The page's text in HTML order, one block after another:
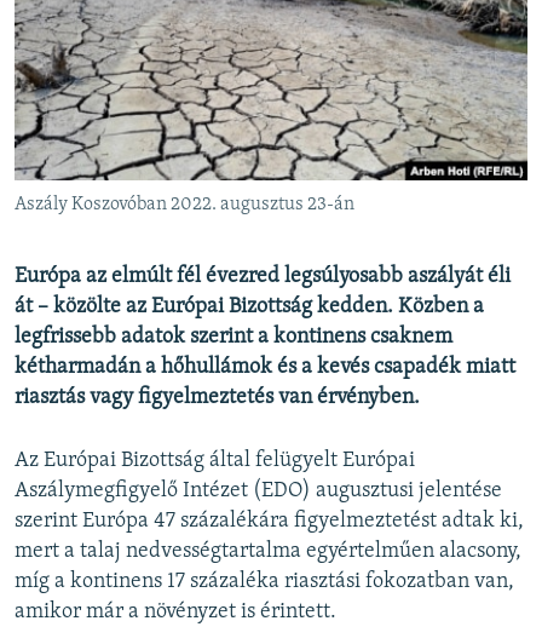
EURÓPAI UNIÓ
VILÁG
KLÍMAVÁLTOZÁS
A MÚLT TANULSÁGAI
Valamennyi RFE/RL weboldal
Aszály Koszovóban 2022. augusztus 23-án
Európa az elmúlt fél évezred legsúlyosabb aszályát éli
át – közölte az Európai Bizottság kedden. Közben a
legfrissebb adatok szerint a kontinens csaknem
kétharmadán a hőhullámok és a kevés csapadék miatt
riasztás vagy figyelmeztetés van érvényben.
Az Európai Bizottság által felügyelt Európai
Aszálymegfigyelő Intézet (EDO) augusztusi jelentése
szerint Európa 47 százalékára figyelmeztetést adtak ki,
mert a talaj nedvességtartalma egyértelműen alacsony,
míg a kontinens 17 százaléka riasztási fokozatban van,
amikor már a növényzet is érintett.